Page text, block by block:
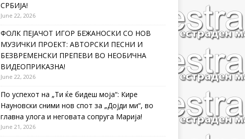
СРБИЈА!
June 22, 2026
ФОЛК ПЕЈАЧОТ ИГОР БЕЖАНОСКИ СО НОВ
МУЗИЧКИ ПРОЕКТ: АВТОРСКИ ПЕСНИ И
БЕЗВРЕМЕНСКИ ПРЕПЕВИ ВО НЕОБИЧНА
ВИДЕОПРИКАЗНА!
June 22, 2026
По успехот на „Ти ќе бидеш моја“: Кире
Науновски сними нов спот за „Дојди ми“, во
главна улога и неговата сопруга Марија!
June 21, 2026